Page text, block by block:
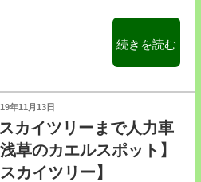
“イ
カ
タ
ー
新
続きを読む
年11月13日
カイツリーまで人力車
草のカエルスポット】
カイツリー】